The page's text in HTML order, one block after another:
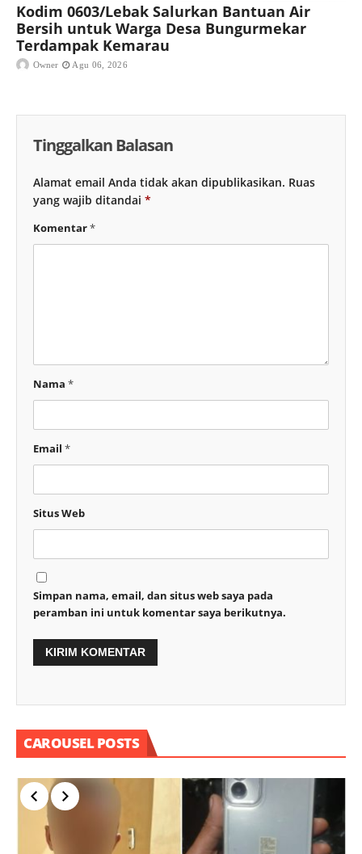
Kodim 0603/Lebak Salurkan Bantuan Air
Bersih untuk Warga Desa Bungurmekar
Terdampak Kemarau
Owner Agu 06, 2026
Tinggalkan Balasan
Alamat email Anda tidak akan dipublikasikan. Ruas
yang wajib ditandai *
Komentar*
Nama *
Email *
Situs Web
Simpan nama, email, dan situs web saya pada
peramban ini untuk komentar saya berikutnya.
CAROUSEL POSTS